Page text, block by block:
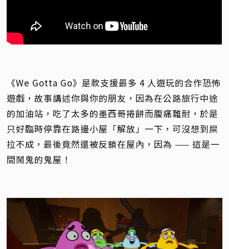
《We Gotta Go》是款支援最多 4 人遊玩的合作恐怖
遊戲，故事講述你與你的朋友，因為在公路旅行中途
的加油站，吃了太多的墨西哥捲餅而腹痛難耐，於是
只好臨時停靠在路邊小屋「解放」一下，可沒想到屎
拉不成，最後竟然還被反鎖在屋內，因為 —— 這是一
間鬧鬼的鬼屋！